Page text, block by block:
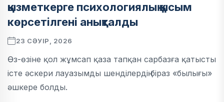
қызметкерге психологиялық қысым
көрсетілгені анықталды
23 СӘУІР, 2026
Өз-өзіне қол жұмсап қаза тапқан сарбазға қатысты
істе әскери лауазымды шенділердің біраз «былығы»
әшкере болды.